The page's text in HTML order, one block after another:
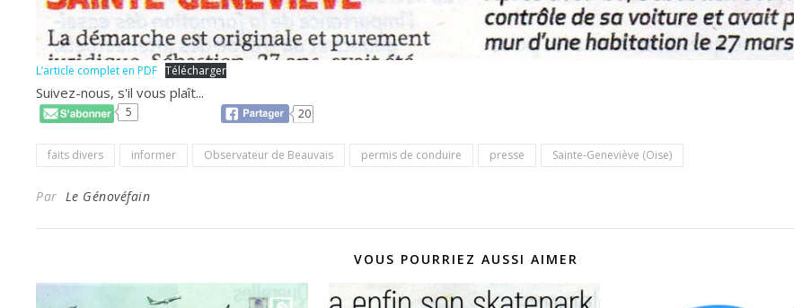
L’article complet en PDF Télécharger
Suivez-nous, s'il vous plaît...
5 20
faits divers informer Observateur de Beauvais permis de conduire presse Sainte-Geneviève (Oise)
Par Le Génovéfain
VOUS POURRIEZ AUSSI AIMER